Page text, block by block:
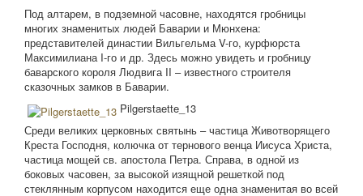
Под алтарем, в подземной часовне, находятся гробницы
многих знаменитых людей Баварии и Мюнхена:
представителей династии Вильгельма V-го, курфюрста
Максимилиана I-го и др. Здесь можно увидеть и гробницу
баварского короля Людвига II – известного строителя
сказочных замков в Баварии.
Pilgerstaette_13
Среди великих церковных святынь – частица Животворящего
Креста Господня, колючка от тернового венца Иисуса Христа,
частица мощей св. апостола Петра. Справа, в одной из
боковых часовен, за высокой изящной решеткой под
стеклянным корпусом находится еще одна знаменитая во всей